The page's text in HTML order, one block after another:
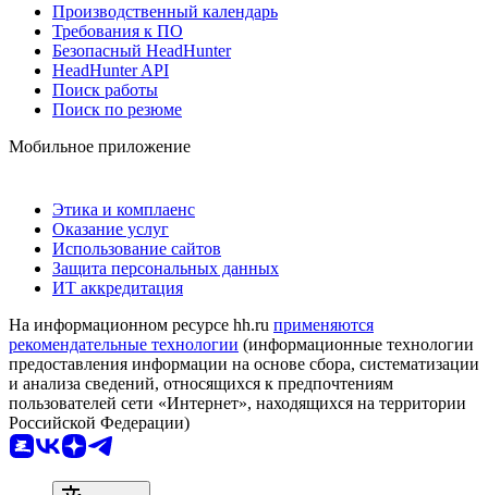
Производственный календарь
Требования к ПО
Безопасный HeadHunter
HeadHunter API
Поиск работы
Поиск по резюме
Мобильное приложение
Этика и комплаенс
Оказание услуг
Использование сайтов
Защита персональных данных
ИТ аккредитация
На информационном ресурсе hh.ru применяются
рекомендательные технологии (информационные технологии
предоставления информации на основе сбора, систематизации
и анализа сведений, относящихся к предпочтениям
пользователей сети «Интернет», находящихся на территории
Российской Федерации)